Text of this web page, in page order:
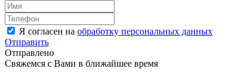
Я согласен на обработку персональных данных
Отправить
Отправлено
Свяжемся с Вами в ближайшее время